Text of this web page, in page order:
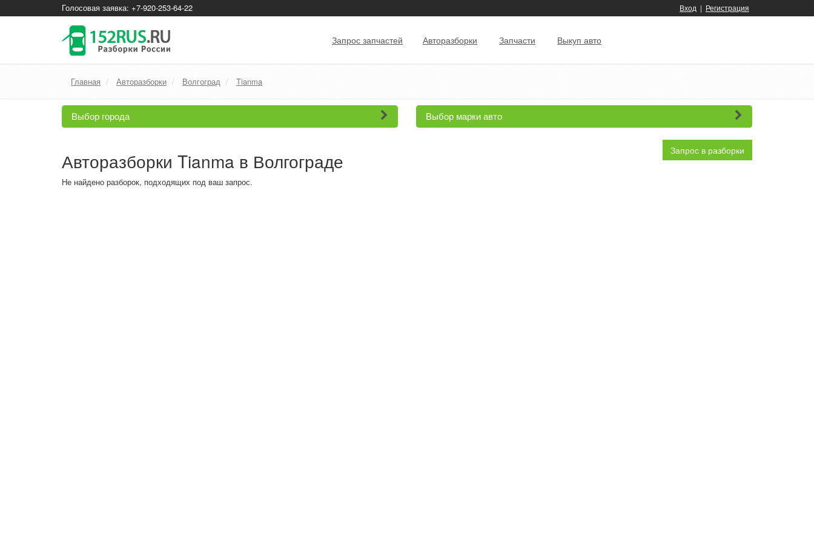
Голосовая заявка: +7-920-253-64-22 Вход | Регистрация
Запрос запчастей Авторазборки Запчасти Выкуп авто
Главная Авторазборки Волгоград Tianma
Выбор города Выбор марки авто
Запрос в разборки
Авторазборки Tianma в Волгограде
Не найдено разборок, подходящих под ваш запрос.